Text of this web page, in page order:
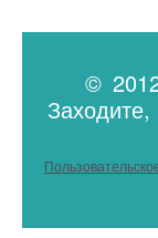
©
Заходите,